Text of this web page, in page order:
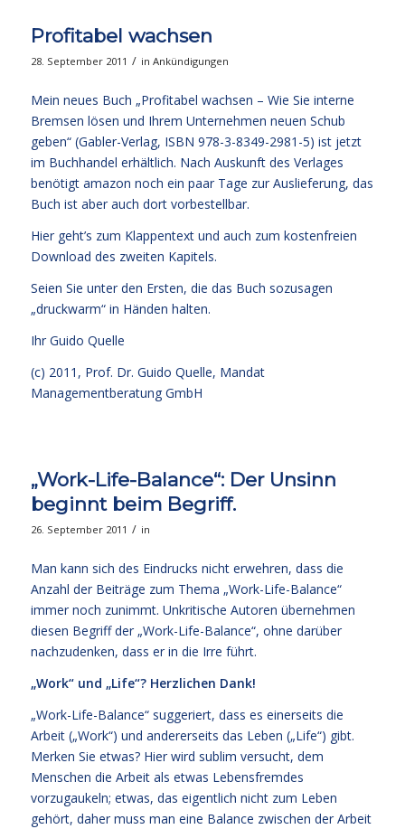
Profitabel wachsen
28. September 2011 / in Ankündigungen
Mein neues Buch „Profitabel wachsen – Wie Sie interne
Bremsen lösen und Ihrem Unternehmen neuen Schub
geben“ (Gabler-Verlag, ISBN 978-3-8349-2981-5) ist jetzt
im Buchhandel erhältlich. Nach Auskunft des Verlages
benötigt amazon noch ein paar Tage zur Auslieferung, das
Buch ist aber auch dort vorbestellbar.
Hier geht’s zum Klappentext und auch zum kostenfreien
Download des zweiten Kapitels.
Seien Sie unter den Ersten, die das Buch sozusagen
„druckwarm“ in Händen halten.
Ihr Guido Quelle
(c) 2011, Prof. Dr. Guido Quelle, Mandat
Managementberatung GmbH
„Work-Life-Balance“: Der Unsinn
beginnt beim Begriff.
26. September 2011 / in
Man kann sich des Eindrucks nicht erwehren, dass die
Anzahl der Beiträge zum Thema „Work-Life-Balance“
immer noch zunimmt. Unkritische Autoren übernehmen
diesen Begriff der „Work-Life-Balance“, ohne darüber
nachzudenken, dass er in die Irre führt.
„Work“ und „Life“? Herzlichen Dank!
„Work-Life-Balance“ suggeriert, dass es einerseits die
Arbeit („Work“) und andererseits das Leben („Life“) gibt.
Merken Sie etwas? Hier wird sublim versucht, dem
Menschen die Arbeit als etwas Lebensfremdes
vorzugaukeln; etwas, das eigentlich nicht zum Leben
gehört, daher muss man eine Balance zwischen der Arbeit